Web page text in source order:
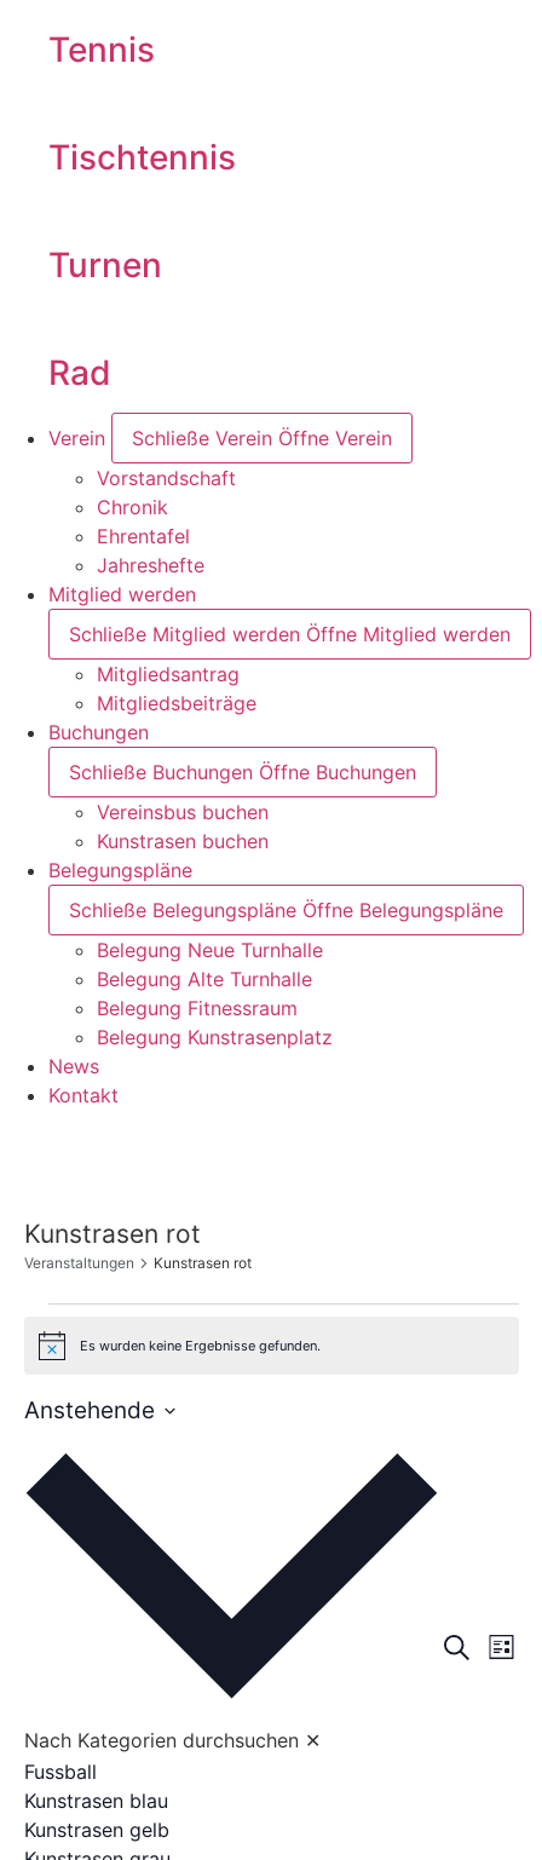
Tennis
Tischtennis
Turnen
Rad
Verein Schließe Verein Öffne Verein
Vorstandschaft
Chronik
Ehrentafel
Jahreshefte
Mitglied werden
Schließe Mitglied werden Öffne Mitglied werden
Mitgliedsantrag
Mitgliedsbeiträge
Buchungen
Schließe Buchungen Öffne Buchungen
Vereinsbus buchen
Kunstrasen buchen
Belegungspläne
Schließe Belegungspläne Öffne Belegungspläne
Belegung Neue Turnhalle
Belegung Alte Turnhalle
Belegung Fitnessraum
Belegung Kunstrasenplatz
News
Kontakt
Kunstrasen rot
Veranstaltungen Kunstrasen rot
HinweisEs wurden keine Ergebnisse gefunden.
Suche
Liste
Anstehende
wählen.
Nach Kategorien durchsuchen ✕
Fussball
Kunstrasen blau
Kunstrasen gelb